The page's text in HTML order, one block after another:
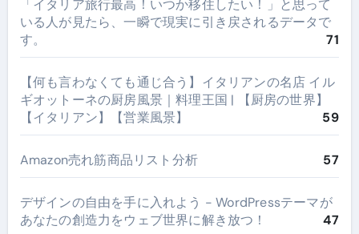
​「イタリア旅行最高！いつか移住したい！」と思って
いる人が見たら、一瞬で現実に引き戻されるデータで
す。
71
【何も言わなくても通じ合う】イタリアンの名店 イル
ギオットーネの厨房風景｜料理王国 | 【厨房の世界】
【イタリアン】【営業風景】
59
Amazon売れ筋商品リスト分析 57
デザインの自由を手に入れよう - WordPressテーマが
あなたの創造力をウェブ世界に解き放つ！
47